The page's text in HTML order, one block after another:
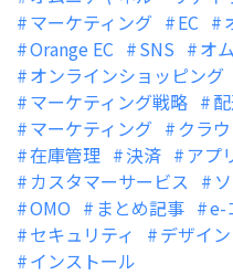
マーケティング
EC
Orange EC
SNS オ
オンラインショッピング
マーケティング戦略
マーケティング
クラ
在庫管理
決済 アプ
カスタマーサービス
OMO
まとめ記事 e-
セキュリティ
デザイン
インストール